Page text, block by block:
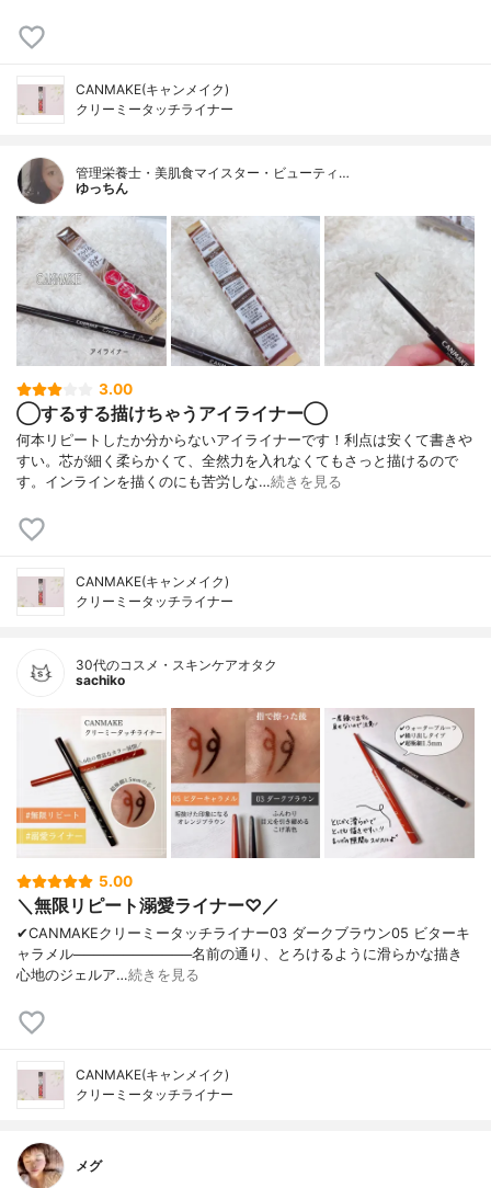
CANMAKE(キャンメイク)
クリーミータッチライナー
管理栄養士・美肌食マイスター・ビューティ…
ゆっちん
3.00
◯するする描けちゃうアイライナー◯
何本リピートしたか分からないアイライナーです！利点は安くて書きや
すい。芯が細く柔らかくて、全然力を入れなくてもさっと描けるので
す。インラインを描くのにも苦労しな…続きを見る
CANMAKE(キャンメイク)
クリーミータッチライナー
30代のコスメ・スキンケアオタク
sachiko
5.00
＼無限リピート溺愛ライナー♡／
✔︎CANMAKEクリーミータッチライナー03 ダークブラウン05 ビターキ
ャラメル────────────名前の通り、とろけるように滑らかな描き
心地のジェルア…続きを見る
CANMAKE(キャンメイク)
クリーミータッチライナー
メグ